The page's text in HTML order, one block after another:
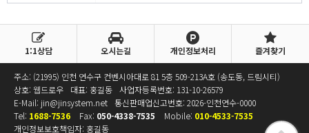
1:1상담 오시는길 개인정보처리 즐겨찾기
주소: (21995) 인천 연수구 컨벤시아대로 81 5층 509-213A호 (송도동, 드림시티)
상호: 웹드로우
대표: 홍길동 사업자등록번호: 131-10-26579
E-Mail: jin@jinsystem.net 통신판매업신고번호: 2026-인천연수-0000
Tel: 1688-7536 Fax: 050-4338-7535 Mobile: 010-4533-7535
개인정보보호책임자: 홍길동